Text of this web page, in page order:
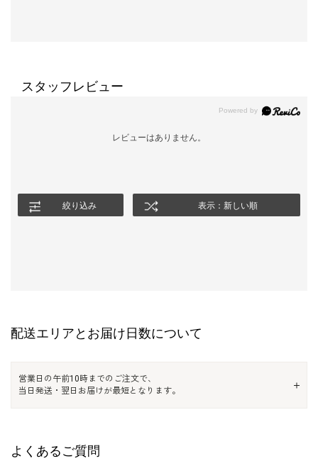
スタッフレビュー
レビューはありません。
絞り込み 表示：新しい順
配送エリアとお届け日数について
営業日の午前10時までのご注文で、
当日発送・翌日お届けが最短となります。
よくあるご質問